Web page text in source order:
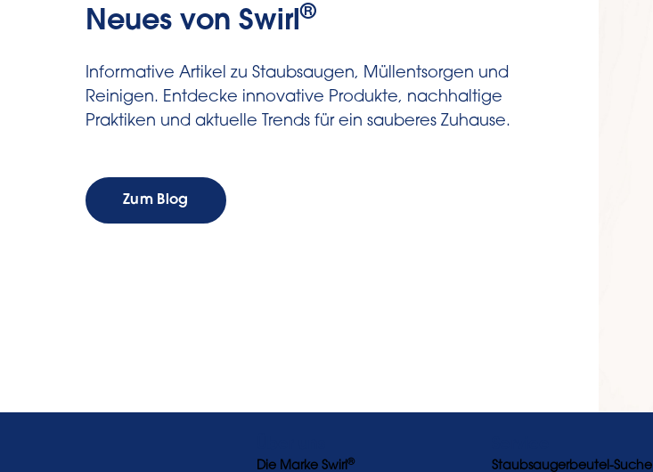
Neues von Swirl®
Informative Artikel zu Staubsaugen, Müllentsorgen und
Reinigen. Entdecke innovative Produkte, nachhaltige
Praktiken und aktuelle Trends für ein sauberes Zuhause.
Zum Blog
Die Marke Swirl® Staubsaugerbeutel-Suche